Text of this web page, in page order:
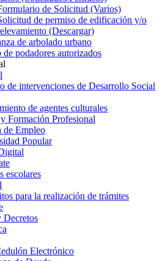
de Solicitud (Varios)
de permiso de edificación y/o
(Descargar)
de arbolado urbano
de podadores autorizados
de intervenciones de Desarrollo Social
de agentes culturales
Formación Profesional
de Empleo
Popular
escolares
para la realización de trámites
Decretos
Electrónico